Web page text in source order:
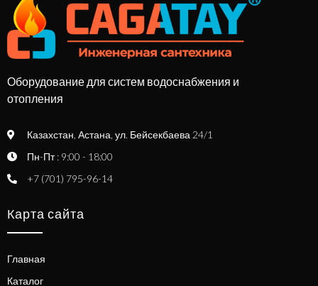
Оборудование для систем водоснабжения и
отопления
Казахстан, Астана, ул. Бейсекбаева 24/1
Пн-Пт : 9:00 - 18:00
+7 (701) 795-96-14
Карта сайта
Главная
Каталог